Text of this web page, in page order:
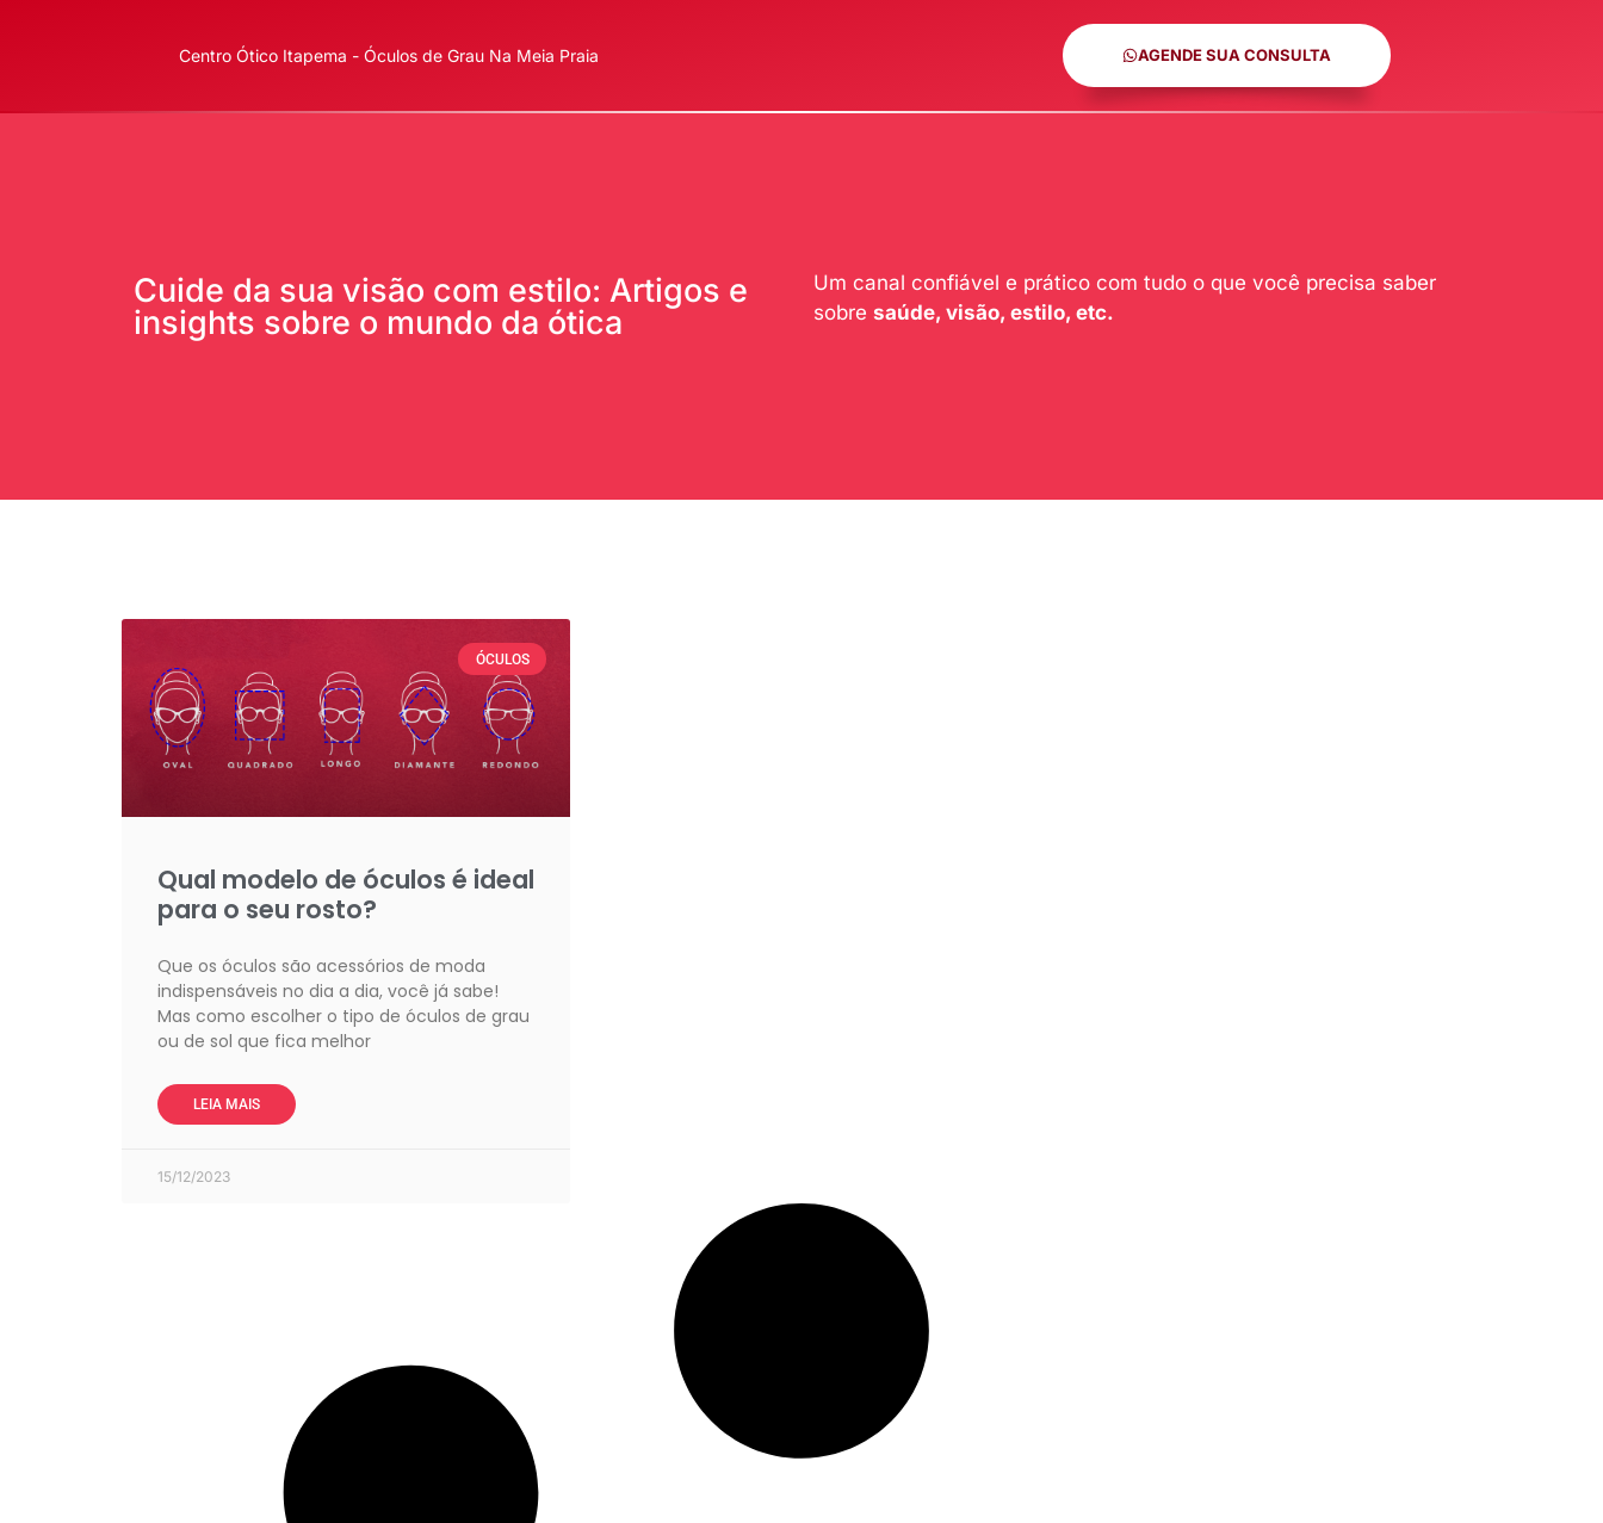
Centro Ótico Itapema - Óculos de Grau Na Meia Praia AGENDE SUA CONSULTA
Cuide da sua visão com estilo: Artigos e
insights sobre o mundo da ótica
Um canal confiável e prático com tudo o que você precisa saber
sobre saúde, visão, estilo, etc.
ÓCULOS
Qual modelo de óculos é ideal
para o seu rosto?
Que os óculos são acessórios de moda
indispensáveis no dia a dia, você já sabe!
Mas como escolher o tipo de óculos de grau
ou de sol que fica melhor
LEIA MAIS
15/12/2023